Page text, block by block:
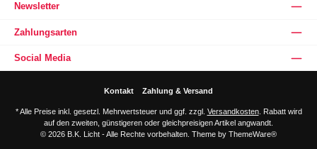
Newsletter
Zahlungsarten
Social Media
Kontakt Zahlung & Versand
* Alle Preise inkl. gesetzl. Mehrwertsteuer und ggf. zzgl. Versandkosten. Rabatt wird
auf den zweiten, günstigeren oder gleichpreisigen Artikel angwandt.
© 2026 B.K. Licht - Alle Rechte vorbehalten. Theme by ThemeWare®